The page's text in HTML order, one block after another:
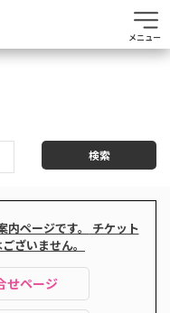
メニュー
ページです。
チケット
ざいません。
せページ